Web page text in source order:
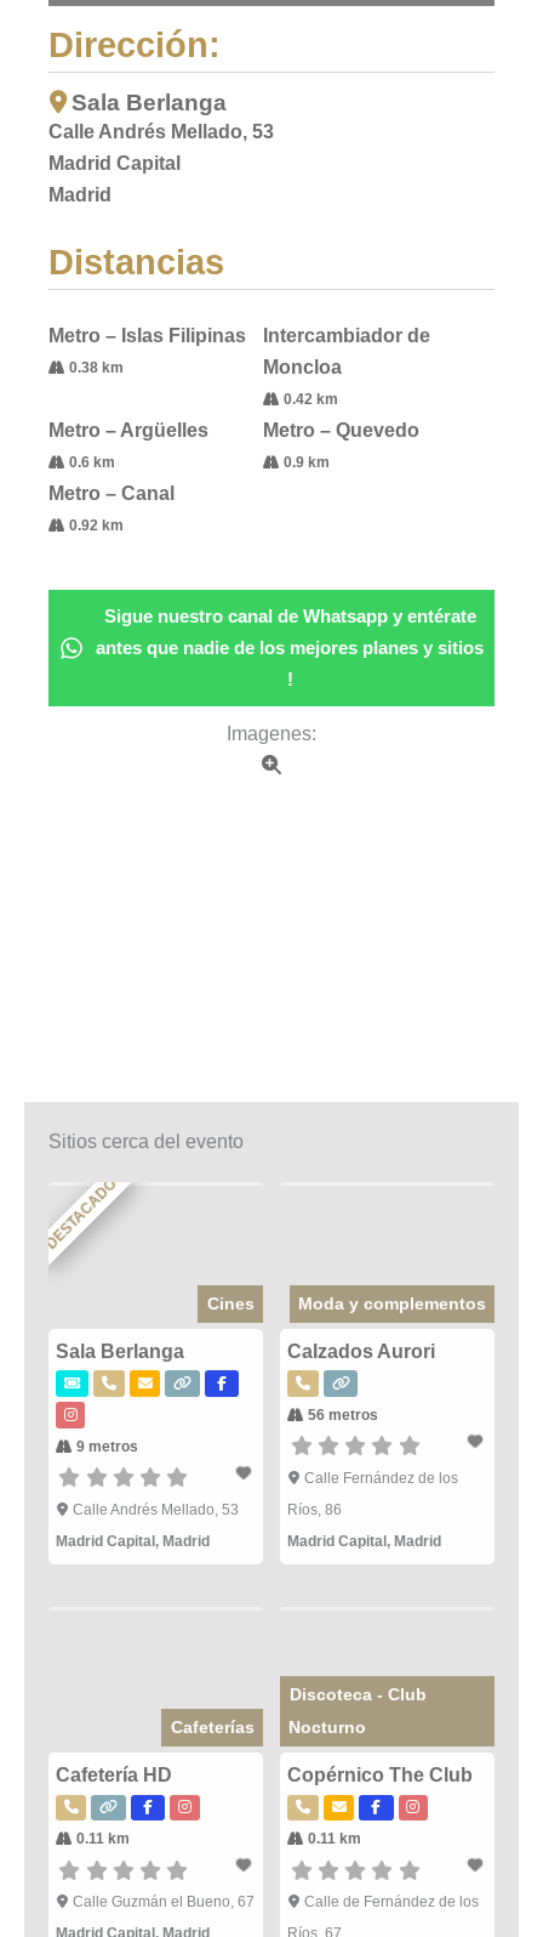
Dirección:
Sala Berlanga
Calle Andrés Mellado, 53
Madrid Capital
Madrid
Distancias
Metro – Islas Filipinas
0.38 km
Intercambiador de
Moncloa
0.42 km
Metro – Argüelles
0.6 km
Metro – Quevedo
0.9 km
Metro – Canal
0.92 km
Sigue nuestro canal de Whatsapp y entérate
antes que nadie de los mejores planes y sitios
!
Imagenes:
Sitios cerca del evento
DESTACADO
Cines
Sala Berlanga
9 metros
Calle Andrés Mellado, 53
Madrid Capital, Madrid
Moda y complementos
Calzados Aurori
56 metros
Calle Fernández de los
Ríos, 86
Madrid Capital,Madrid
Cafeterías
Cafetería HD
0.11 km
Calle Guzmán el Bueno, 67
Discoteca - Club
Nocturno
Copérnico The Club
0.11 km
Calle de Fernández de los